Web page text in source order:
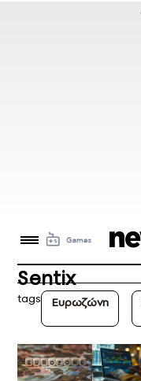
Sentix
tags Ευρωζώνη